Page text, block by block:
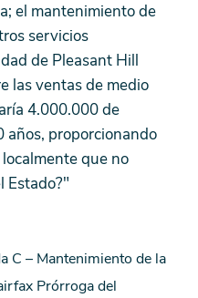
el mantenimiento de
servicios
de Pleasant Hill
las ventas de medio
4.000.000 de
años, proporcionando
que no
Estado?"
C – Mantenimiento de la
Prórroga del